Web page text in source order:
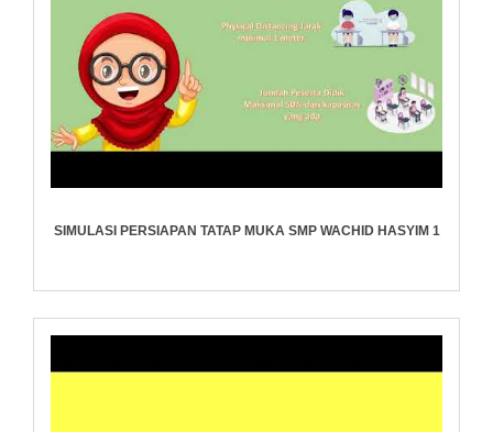
SIMULASI PERSIAPAN TATAP MUKA SMP WACHID HASYIM 1